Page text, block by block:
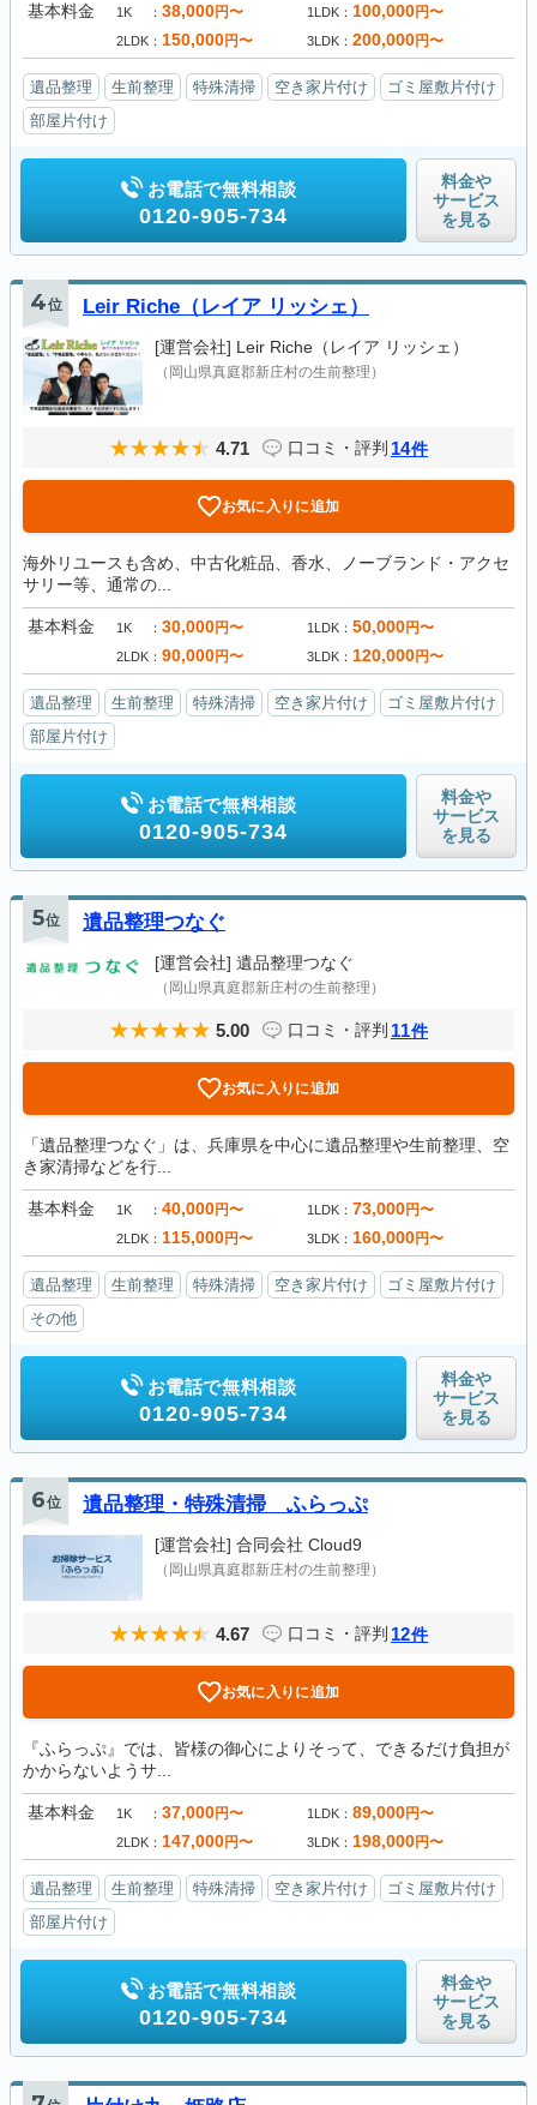
基本料金 1K 38,000円〜 1LDK 100,000円〜
2LDK 150,000円〜 3LDK 200,000円〜
遺品整理 生前整理 特殊清掃 空き家片付け
ゴミ屋敷片付け
部屋片付け
お電話で無料相談
0120-905-734
料金や
サービス
を見る
4位 Leir Riche（レイア リッシェ）
[運営会社] Leir Riche（レイア リッシェ）
（岡山県真庭郡新庄村の生前整理）
4.71 口コミ・評判 14件
お気に入りに追加
海外リユースも含め、中古化粧品、香水、ノーブランド・アクセ
サリー等、通常の...
基本料金 1K 30,000円〜 1LDK 50,000円〜
2LDK 90,000円〜 3LDK 120,000円〜
遺品整理 生前整理 特殊清掃 空き家片付け
ゴミ屋敷片付け
部屋片付け
お電話で無料相談
0120-905-734
料金や
サービス
を見る
5位 遺品整理つなぐ
[運営会社] 遺品整理つなぐ
（岡山県真庭郡新庄村の生前整理）
5.00 口コミ・評判 11件
お気に入りに追加
「遺品整理つなぐ」は、兵庫県を中心に遺品整理や生前整理、空
き家清掃などを行...
基本料金 1K 40,000円〜 1LDK 73,000円〜
2LDK 115,000円〜 3LDK 160,000円〜
遺品整理 生前整理 特殊清掃 空き家片付け
ゴミ屋敷片付け
その他
お電話で無料相談
0120-905-734
料金や
サービス
を見る
6位 遺品整理・特殊清掃 ふらっぷ
[運営会社] 合同会社 Cloud9
（岡山県真庭郡新庄村の生前整理）
4.67 口コミ・評判 12件
お気に入りに追加
『ふらっぷ』では、皆様の御心によりそって、できるだけ負担が
かからないようサ...
基本料金 1K 37,000円〜 1LDK 89,000円〜
2LDK 147,000円〜 3LDK 198,000円〜
遺品整理 生前整理 特殊清掃 空き家片付け
ゴミ屋敷片付け
部屋片付け
お電話で無料相談
0120-905-734
料金や
サービス
を見る